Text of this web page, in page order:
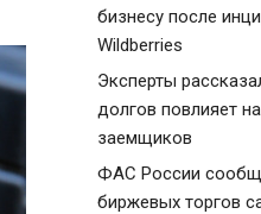
бизнесу после
Wildberries
Эксперты
долгов повлияет
заемщиков
ФАС России
биржевых торгов